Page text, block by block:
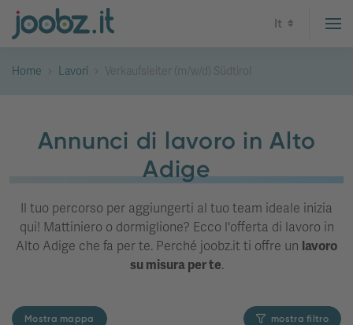
It
Home Lavori Verkaufsleiter (m/w/d) Südtirol
Annunci di lavoro in Alto
Adige
Il tuo percorso per aggiungerti al tuo team ideale inizia
qui! Mattiniero o dormiglione? Ecco l'offerta di lavoro in
Alto Adige che fa per te. Perché joobz.it ti offre un lavoro
su misura per te.
Mostra mappa mostra filtro